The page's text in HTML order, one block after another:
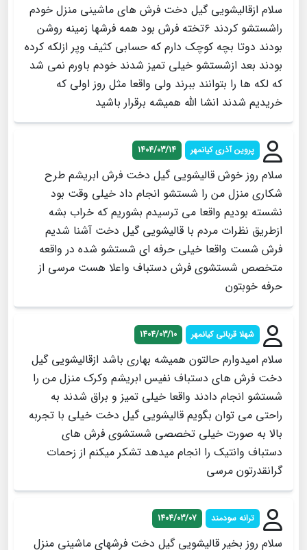
سلام ازقالیشویی گیل دخت فرش های ماشینی منزل خودم
راشستشو کردند ۶تخته فرش بود همه فرشها زمینه روشن
بودند دوتا بچه کوچک دارم که حسابی کثیف وپر ازلکه کرده
بودند بعد ازشستشو خیلی تمیز شدند خودم باورم نمی شد
که لکه ها را بتوانند ببرند ولی واقعا مثل روز اولی که
خریدیم شدند انشا الله همیشه برقرار باشید
پروین آذری کیانمهر 1404/03/14
سلام روز خوش قالیشویی گیل دخت فرش ابریشم طرح
شکاری منزل من را شستشو انجام داد خیلی وقت بود
نشسته بودیم واقعا می ترسیدم بشوریم که خراب بشه
ازطریق نظرات مردم با قالیشویی گیل دخت آشنا شدیم
فرش شست واقعا خیلی حرفه ای شستشو شده در واقعه
متخصص شستشوی فرش دستباف واعلا هست مرسی از
حرفه خوبتون
شهلا قربانی کیانمهر 1404/03/10
سلام امیدوارم حالتون همیشه بهاری باشد ازقالیشویی گیل
دخت فرش های دستباف نفیس ابریشم وکرک منزل من را
شستشو انجام دادند واقعا خیلی تمیز و براق شدند به
راحتی می توان بگویم قالیشویی گیل دخت خیلی با تجربه
بالا به صورت خیلی تخصصی شستشوی فرش های
دستباف وانتیک را انجام میدهد تشکر میکنم از زحمات
گرانقدرتون مرسی
ترانه سودمند 1404/03/07
سلام روز بخیر قالیشویی گیل دخت فرشهای ماشینی منزل